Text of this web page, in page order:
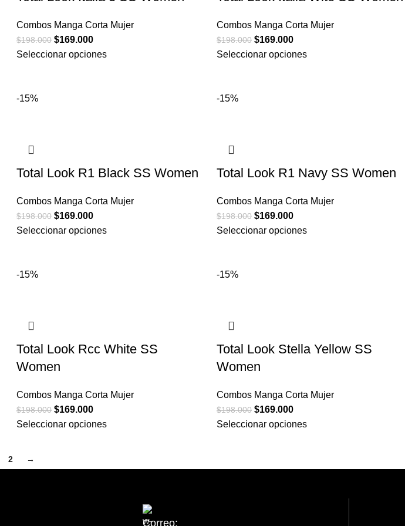
Combos Manga Corta Mujer
$198.000 $169.000
Seleccionar opciones
Combos Manga Corta Mujer
$198.000 $169.000
Seleccionar opciones
-15%
Total Look R1 Black SS Women
Combos Manga Corta Mujer
$198.000 $169.000
Seleccionar opciones
-15%
Total Look R1 Navy SS Women
Combos Manga Corta Mujer
$198.000 $169.000
Seleccionar opciones
-15%
Total Look Rcc White SS
Women
Combos Manga Corta Mujer
$198.000 $169.000
Seleccionar opciones
-15%
Total Look Stella Yellow SS
Women
Combos Manga Corta Mujer
$198.000 $169.000
Seleccionar opciones
2 →
Correo: